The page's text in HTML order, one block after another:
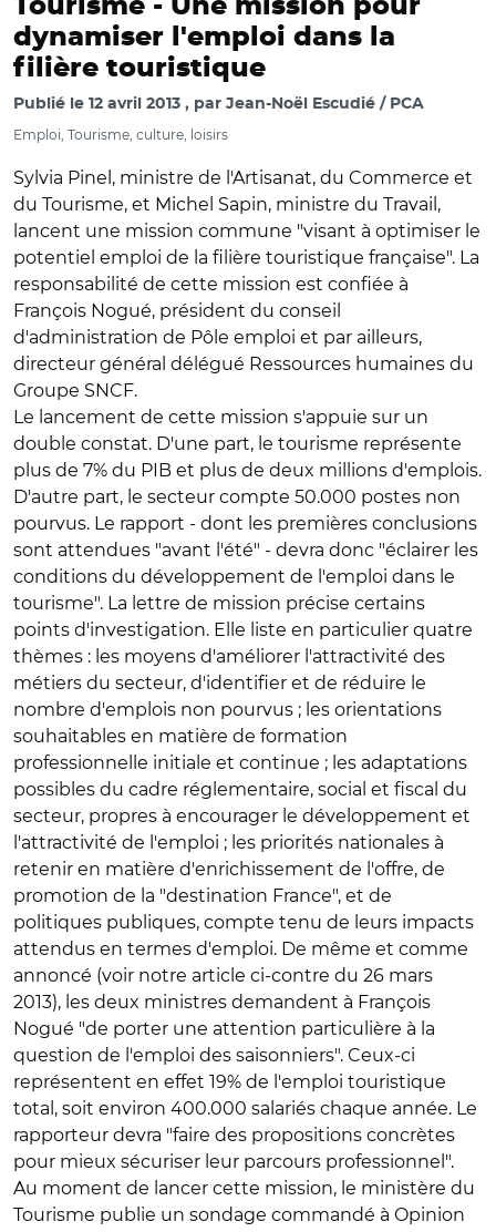
Tourisme - Une mission pour
dynamiser l'emploi dans la
filière touristique
Publié le 12 avril 2013 par Jean-Noël Escudié / PCA
Emploi, Tourisme, culture, loisirs
Sylvia Pinel, ministre de l'Artisanat, du Commerce et
du Tourisme, et Michel Sapin, ministre du Travail,
lancent une mission commune "visant à optimiser le
potentiel emploi de la filière touristique française". La
responsabilité de cette mission est confiée à
François Nogué, président du conseil
d'administration de Pôle emploi et par ailleurs,
directeur général délégué Ressources humaines du
Groupe SNCF.
Le lancement de cette mission s'appuie sur un
double constat. D'une part, le tourisme représente
plus de 7% du PIB et plus de deux millions d'emplois.
D'autre part, le secteur compte 50.000 postes non
pourvus. Le rapport - dont les premières conclusions
sont attendues "avant l'été" - devra donc "éclairer les
conditions du développement de l'emploi dans le
tourisme". La lettre de mission précise certains
points d'investigation. Elle liste en particulier quatre
thèmes : les moyens d'améliorer l'attractivité des
métiers du secteur, d'identifier et de réduire le
nombre d'emplois non pourvus ; les orientations
souhaitables en matière de formation
professionnelle initiale et continue ; les adaptations
possibles du cadre réglementaire, social et fiscal du
secteur, propres à encourager le développement et
l'attractivité de l'emploi ; les priorités nationales à
retenir en matière d'enrichissement de l'offre, de
promotion de la "destination France", et de
politiques publiques, compte tenu de leurs impacts
attendus en termes d'emploi. De même et comme
annoncé (voir notre article ci-contre du 26 mars
2013), les deux ministres demandent à François
Nogué "de porter une attention particulière à la
question de l'emploi des saisonniers". Ceux-ci
représentent en effet 19% de l'emploi touristique
total, soit environ 400.000 salariés chaque année. Le
rapporteur devra "faire des propositions concrètes
pour mieux sécuriser leur parcours professionnel".
Au moment de lancer cette mission, le ministère du
Tourisme publie un sondage commandé à Opinion